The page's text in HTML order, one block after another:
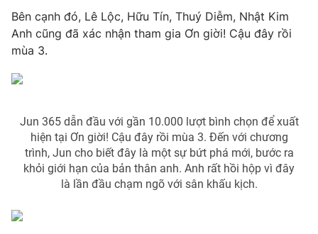
Sản phẩm
Giao lưu trực tuyến
Lịch phát sóng
Emagazine Podcast
Infographic
Video
Bên cạnh đó, Lê Lộc, Hữu Tín, Thuý Diễm, Nhật Kim
Anh cũng đã xác nhận tham gia Ơn giời! Cậu đây rồi
mùa 3.
Jun 365 dẫn đầu với gần 10.000 lượt bình chọn để xuất
hiện tại Ơn giời! Cậu đây rồi mùa 3. Đến với chương
trình, Jun cho biết đây là một sự bứt phá mới, bước ra
khỏi giới hạn của bản thân anh. Anh rất hồi hộp vì đây
là lần đầu chạm ngõ với sân khấu kịch.